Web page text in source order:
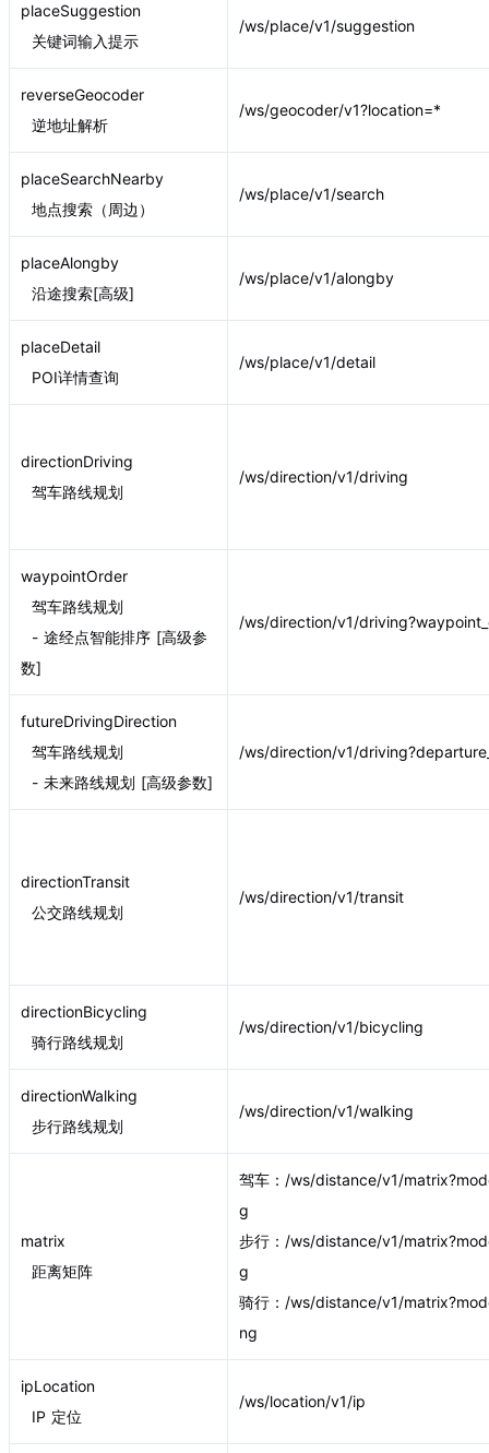
placeSuggestion
关键词输入提示
/ws/place/v1/suggestion
reverseGeocoder
逆地址解析
/ws/geocoder/v1?location=*
placeSearchNearby
地点搜索（周边）
/ws/place/v1/search
placeAlongby
沿途搜索[高级]
/ws/place/v1/alongby
placeDetail
POI详情查询
/ws/place/v1/detail
directionDriving
驾车路线规划
/ws/direction/v1/driving
waypointOrder
驾车路线规划
- 途经点智能排序 [高级参
数]
/ws/direction/v1/
futureDrivingDirection
驾车路线规划
- 未来路线规划 [高级参数]
/ws/direction/v1/
directionTransit
公交路线规划
/ws/direction/v1/transit
directionBicycling
骑行路线规划
/ws/direction/v1/bicycling
directionWalking
步行路线规划
/ws/direction/v1/walking
matrix
距离矩阵
驾车：/ws/distance/v1/
g
步行：/ws/distance/v1/
g
骑行：/ws/distance/v1/
ng
ipLocation
IP 定位
/ws/location/v1/ip